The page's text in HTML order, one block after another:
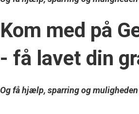
Kom med på
- få lavet din
Og få hjælp, sparring og